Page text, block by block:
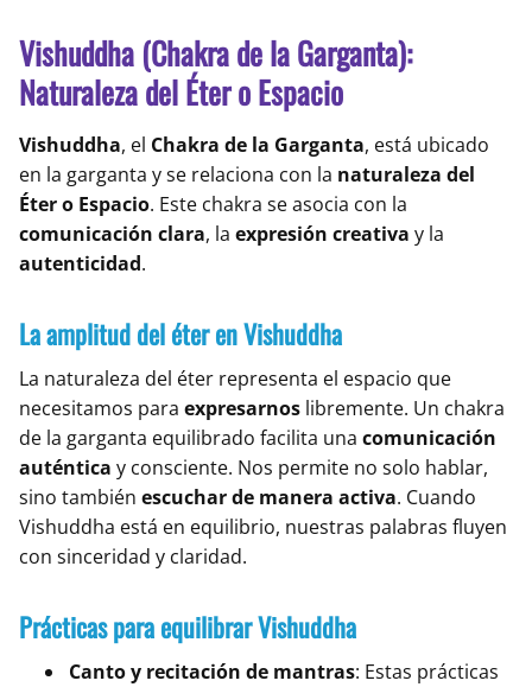
Vishuddha (Chakra de la Garganta):
Naturaleza del Éter o Espacio
Vishuddha, el Chakra de la Garganta, está ubicado
en la garganta y se relaciona con la naturaleza del
Éter o Espacio. Este chakra se asocia con la
comunicación clara, la expresión creativa y la
autenticidad.
La amplitud del éter en Vishuddha
La naturaleza del éter representa el espacio que
necesitamos para expresarnos libremente. Un chakra
de la garganta equilibrado facilita una comunicación
auténtica y consciente. Nos permite no solo hablar,
sino también escuchar de manera activa. Cuando
Vishuddha está en equilibrio, nuestras palabras fluyen
con sinceridad y claridad.
Prácticas para equilibrar Vishuddha
Canto y recitación de mantras: Estas prácticas